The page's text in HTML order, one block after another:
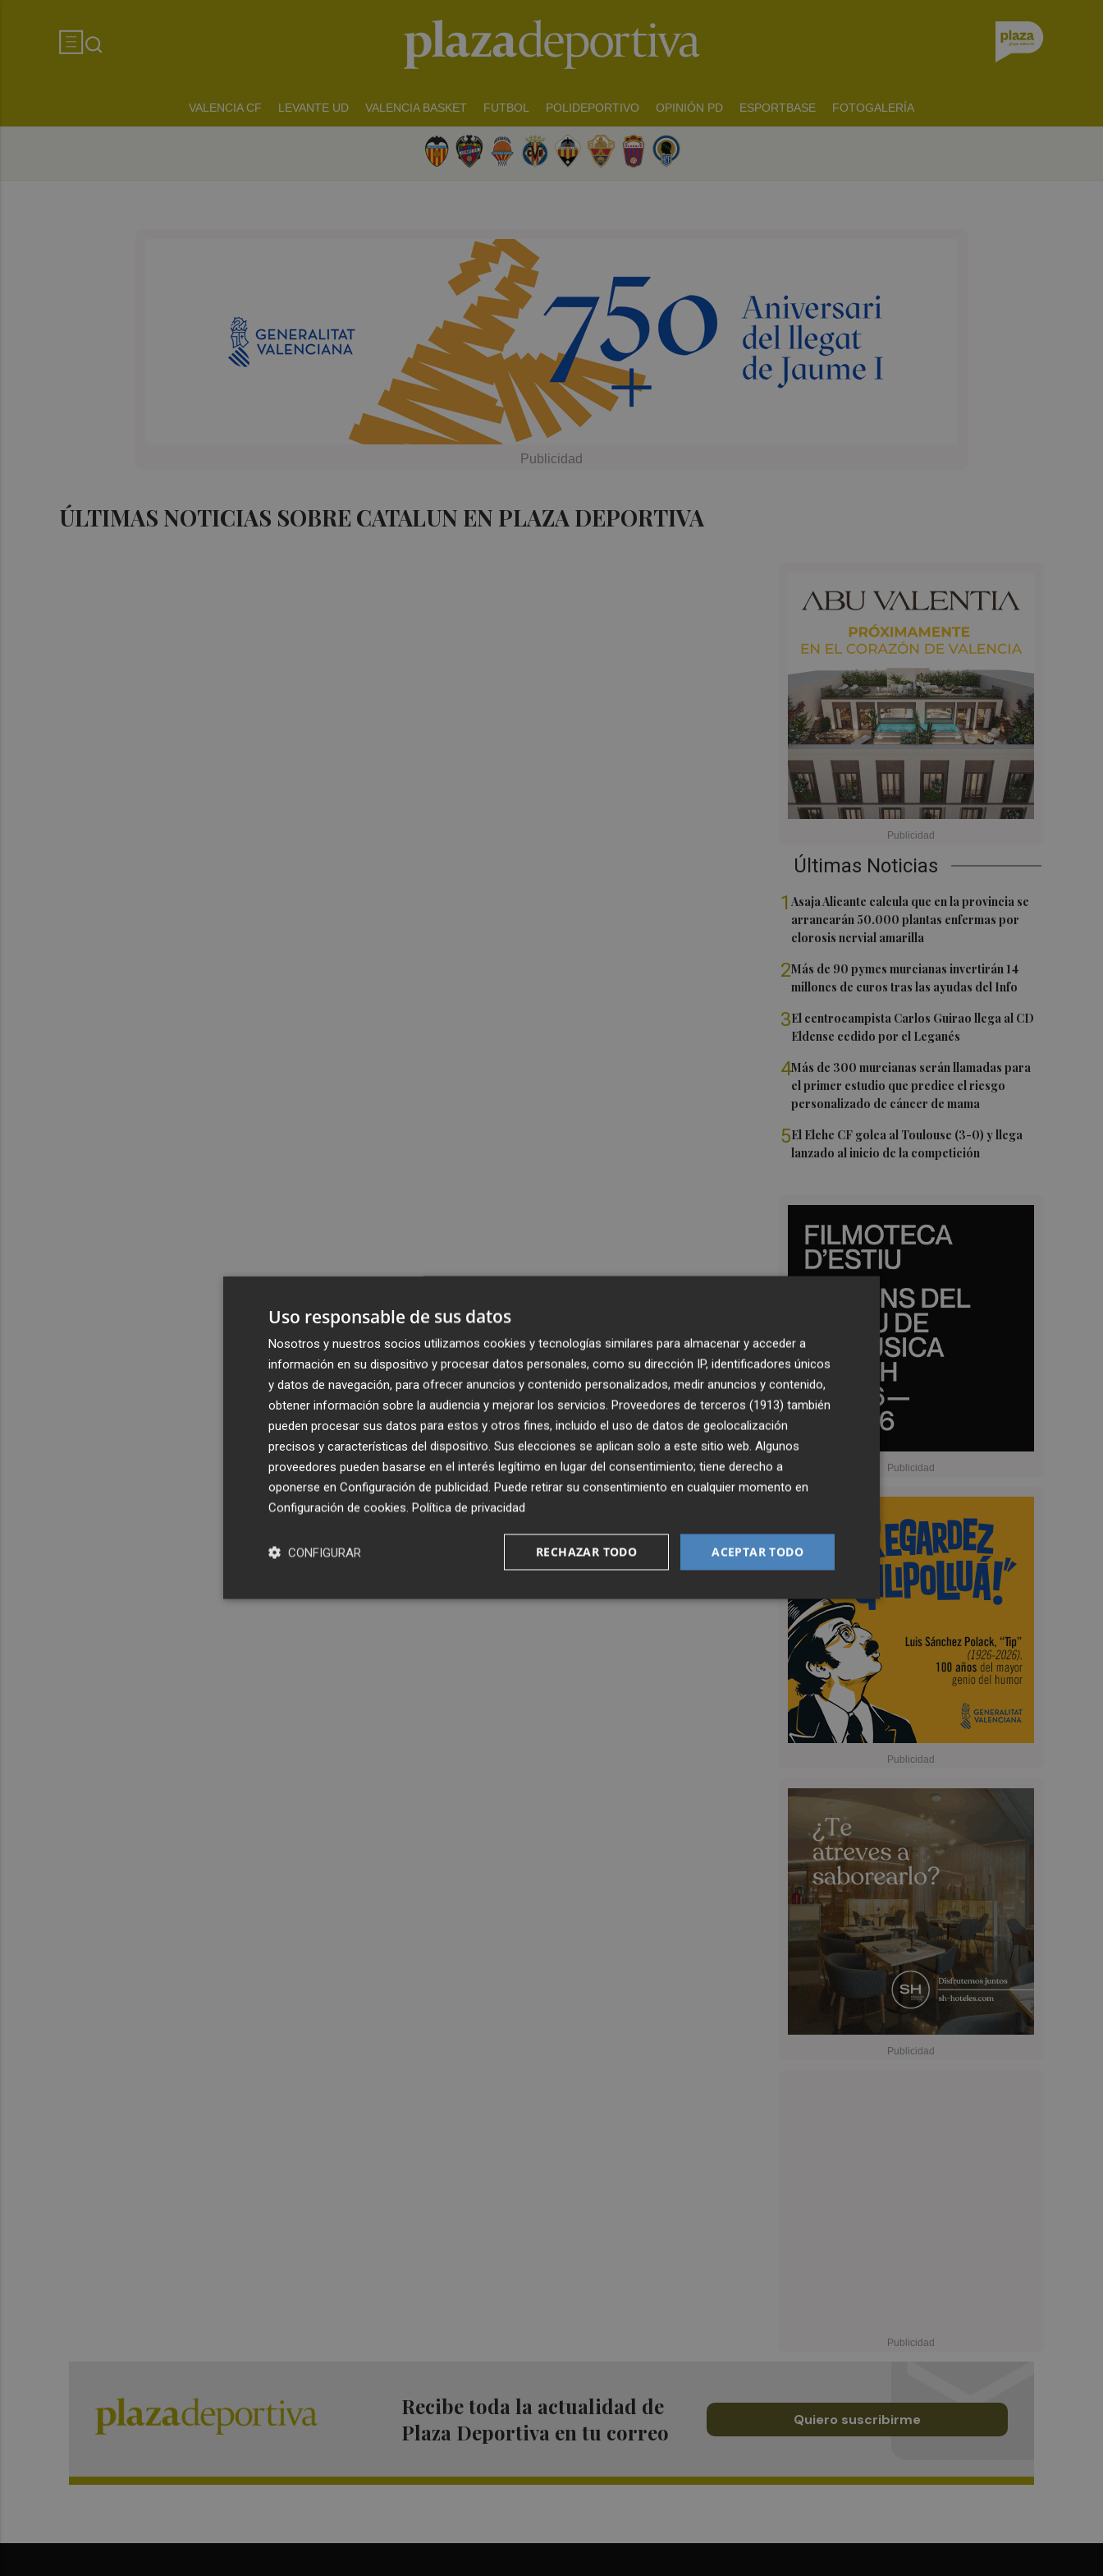
VALENCIA CF LEVANTE UD VALENCIA BASKET FUTBOL POLIDEPORTIVO OPINIÓN PD ESPORTBASE FOTOGALERÍA
ÚLTIMAS NOTICIAS SOBRE CATALUN EN PLAZA DEPORTIVA
Últimas Noticias
1Asaja Alicante calcula que en la provincia se
arrancarán 50.000 plantas enfermas por
clorosis nervial amarilla
2Más de 90 pymes murcianas invertirán 14
millones de euros tras las ayudas del Info
3El centrocampista Carlos Guirao llega al CD
Eldense cedido por el Leganés
4Más de 300 murcianas serán llamadas para
el primer estudio que predice el riesgo
personalizado de cáncer de mama
5El Elche CF golea al Toulouse (3-0) y llega
lanzado al inicio de la competición
Recibe toda la actualidad de
Plaza Deportiva en tu correo
Quiero suscribirme
Uso responsable de sus datos
Nosotros y nuestros socios utilizamos cookies y tecnologías similares para almacenar y acceder a
información en su dispositivo y procesar datos personales, como su dirección IP, identificadores únicos
y datos de navegación, para ofrecer anuncios y contenido personalizados, medir anuncios y contenido,
obtener información sobre la audiencia y mejorar los servicios. Proveedores de terceros (1913) también
pueden procesar sus datos para estos y otros fines, incluido el uso de datos de geolocalización
precisos y características del dispositivo. Sus elecciones se aplican solo a este sitio web. Algunos
proveedores pueden basarse en el interés legítimo en lugar del consentimiento; tiene derecho a
oponerse en Configuración de publicidad. Puede retirar su consentimiento en cualquier momento en
Configuración de cookies. Política de privacidad
ACEPTAR TODO
RECHAZAR TODO
CONFIGURAR